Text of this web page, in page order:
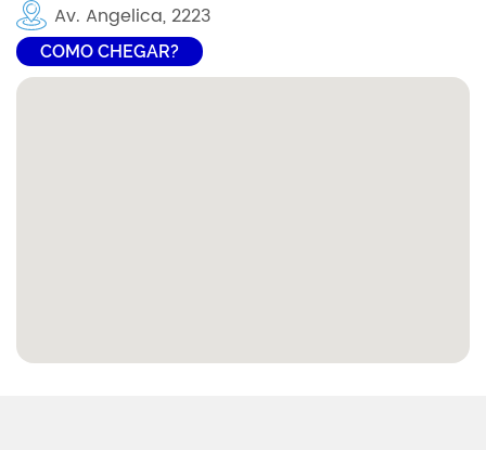
Av. Angelica, 2223
COMO CHEGAR?